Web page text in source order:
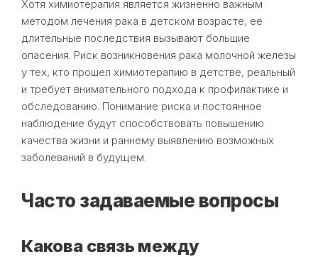
Хотя химиотерапия является жизненно важным
методом лечения рака в детском возрасте, ее
длительные последствия вызывают большие
опасения. Риск возникновения рака молочной железы
у тех, кто прошел химиотерапию в детстве, реальный
и требует внимательного подхода к профилактике и
обследованию. Понимание риска и постоянное
наблюдение будут способствовать повышению
качества жизни и раннему выявлению возможных
заболеваний в будущем.
Часто задаваемые вопросы
Какова связь между